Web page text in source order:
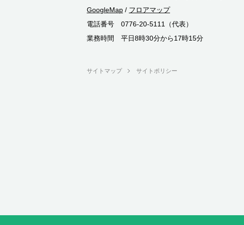
GoogleMap / フロアマップ
電話番号 0776-20-5111（代表）
業務時間 平日8時30分から17時15分
サイトマップ サイトポリシー